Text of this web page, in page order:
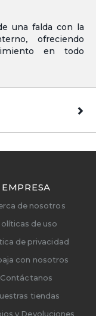
una falda con la
ofreciendo
en todo
EMPRESA
de nosotros
de uso
de privacidad
con nosotros
Contáctanos
tiendas
y Devoluciones